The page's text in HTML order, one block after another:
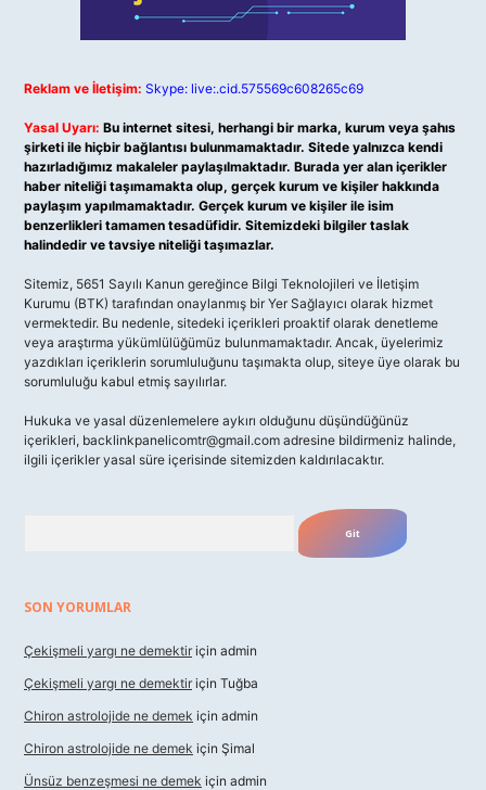
Reklam ve İletişim: Skype: live:.cid.575569c608265c69
Yasal Uyarı: Bu internet sitesi, herhangi bir marka, kurum veya şahıs
şirketi ile hiçbir bağlantısı bulunmamaktadır. Sitede yalnızca kendi
hazırladığımız makaleler paylaşılmaktadır. Burada yer alan içerikler
haber niteliği taşımamakta olup, gerçek kurum ve kişiler hakkında
paylaşım yapılmamaktadır. Gerçek kurum ve kişiler ile isim
benzerlikleri tamamen tesadüfidir. Sitemizdeki bilgiler taslak
halindedir ve tavsiye niteliği taşımazlar.
Sitemiz, 5651 Sayılı Kanun gereğince Bilgi Teknolojileri ve İletişim
Kurumu (BTK) tarafından onaylanmış bir Yer Sağlayıcı olarak hizmet
vermektedir. Bu nedenle, sitedeki içerikleri proaktif olarak denetleme
veya araştırma yükümlülüğümüz bulunmamaktadır. Ancak, üyelerimiz
yazdıkları içeriklerin sorumluluğunu taşımakta olup, siteye üye olarak bu
sorumluluğu kabul etmiş sayılırlar.
Hukuka ve yasal düzenlemelere aykırı olduğunu düşündüğünüz
içerikleri, backlinkpanelicomtr@gmail.com adresine bildirmeniz halinde,
ilgili içerikler yasal süre içerisinde sitemizden kaldırılacaktır.
SON YORUMLAR
Çekişmeli yargı ne demektir için admin
Çekişmeli yargı ne demektir için Tuğba
Chiron astrolojide ne demek için admin
Chiron astrolojide ne demek için Şimal
Ünsüz benzeşmesi ne demek için admin